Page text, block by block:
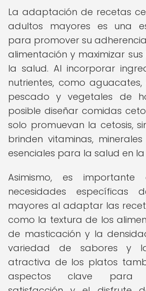
La adaptación de recetas
adultos mayores es una
para promover su
alimentación y maximizar
la salud. Al incorporar
nutrientes, como
pescado y vegetales de
posible diseñar comidas
solo promuevan la cetosis,
brinden vitaminas,
esenciales para la salud en
Asimismo, es importante
necesidades específicas
mayores al adaptar las
como la textura de los
de masticación y la
variedad de sabores y
atractiva de los platos
aspectos clave para